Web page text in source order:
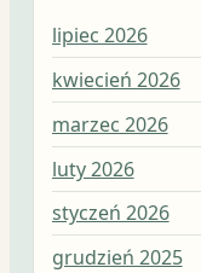
lipiec 2026
kwiecień 2026
marzec 2026
luty 2026
styczeń 2026
grudzień 2025